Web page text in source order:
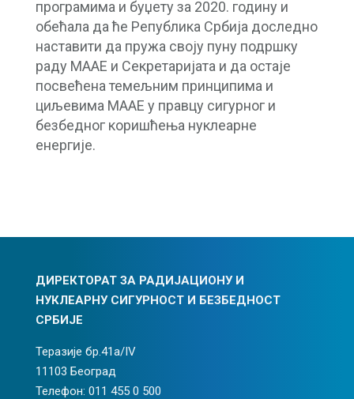
програмима и буџету за 2020. годину и
обећала да ће Република Србија доследно
наставити да пружа своју пуну подршку
раду МААЕ и Секретаријата и да остаје
посвећена темељним принципима и
циљевима МААЕ у правцу сигурног и
безбедног коришћења нуклеарне
енергије.
ДИРЕКТОРАТ ЗА РАДИЈАЦИОНУ И
НУКЛЕАРНУ СИГУРНОСТ И БЕЗБЕДНОСТ
СРБИЈЕ
Теразије бр.41а/IV
11103 Београд
Телефон: 011 455 0 500